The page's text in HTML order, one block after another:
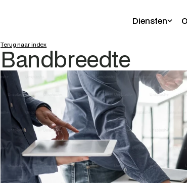
Diensten
Terug naar index
Bandbreedte